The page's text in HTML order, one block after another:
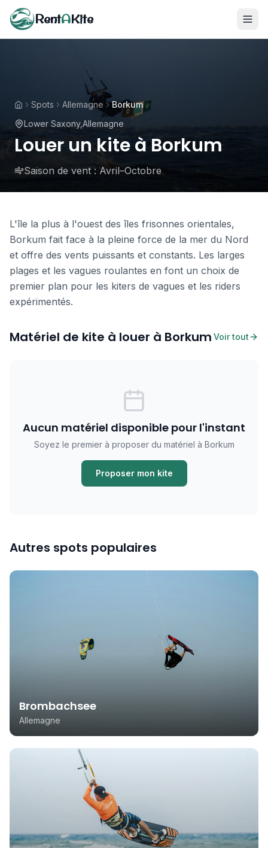
RentAKite
Spots Allemagne
Borkum
Lower Saxony,Allemagne
Louer un kite à Borkum
Saison de vent : Avril–Octobre
L'île la plus à l'ouest des îles frisonnes orientales,
Borkum fait face à la pleine force de la mer du Nord
et offre des vents puissants et constants. Les larges
plages et les vagues roulantes en font un choix de
premier plan pour les kiters de vagues et les riders
expérimentés.
Matériel de kite à louer à Borkum Voir tout
Aucun matériel disponible pour l'instant
Soyez le premier à proposer du matériel à Borkum
Proposer mon kite
Autres spots populaires
Brombachsee
Allemagne